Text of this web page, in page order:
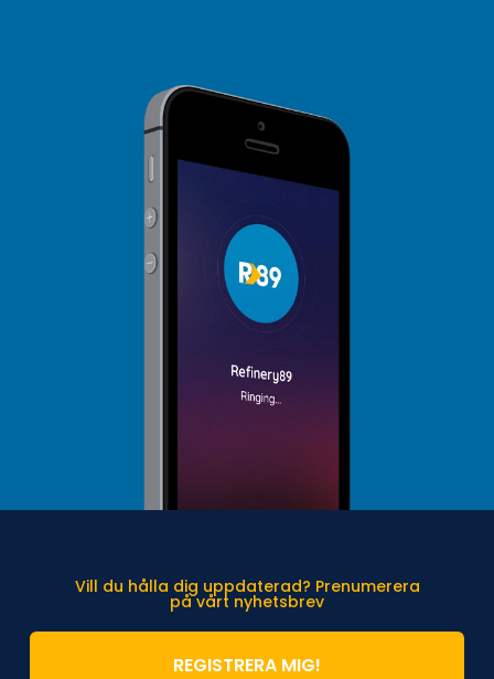
Vill du hålla dig uppdaterad? Prenumerera
på vårt nyhetsbrev
REGISTRERA MIG!